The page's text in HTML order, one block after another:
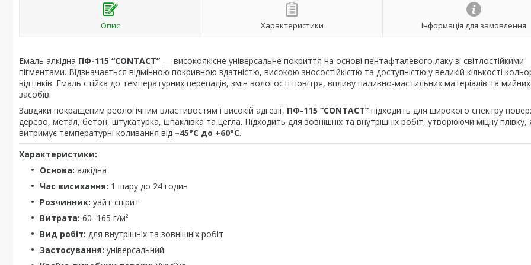
Опис Характеристики Інформація для замовлення
Емаль алкідна ПФ-115 “CONTACT” — високоякісне універсальне покриття на основі пентафталевого лаку зі світлостійкими
пігментами. Відзначається відмінною покривною здатністю, високою зносостійкістю та доступністю у великій кількості
відтінків. Емаль стійка до температурних перепадів, змін вологості повітря, впливу паливно-мастильних матеріалів та мийних
засобів.
Завдяки покращеним реологічним властивостям і високій адгезії, ПФ-115 “CONTACT” підходить для широкого спектру
дерево, метал, бетон, штукатурка, шпаклівка та цегла. Підходить для зовнішніх та внутрішніх робіт, утворюючи міцну плівку,
витримує температурні коливання від –45°C до +60°C.
Характеристики:
Основа: алкідна
Час висихання: 1 шару до 24 годин
Розчинник: уайт-спірит
Витрата: 60–165 г/м²
Вид робіт: для внутрішніх та зовнішніх робіт
Застосування: універсальний